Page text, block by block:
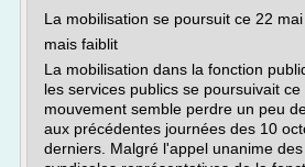
La mobilisation se poursuit ce 22 mai
mais faiblit
La mobilisation dans la fonction
les services publics se poursuivait
mouvement semble perdre un peu
aux précédentes journées des 10
derniers. Malgré l'appel unanime